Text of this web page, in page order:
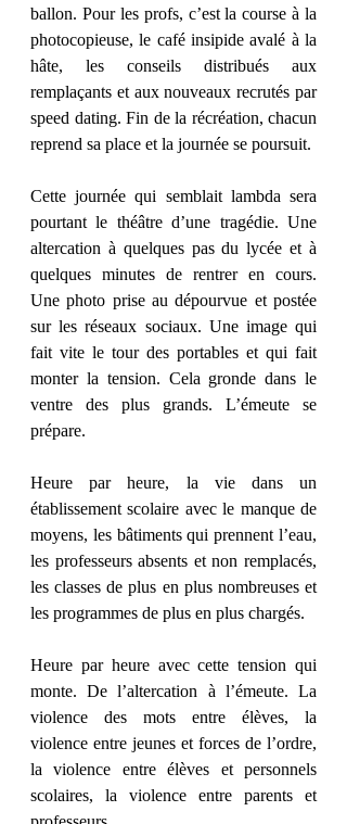
ballon. Pour les profs, c’est la course à la
photocopieuse, le café insipide avalé à la
hâte, les conseils distribués aux
remplaçants et aux nouveaux recrutés par
speed dating. Fin de la récréation, chacun
reprend sa place et la journée se poursuit.
Cette journée qui semblait lambda sera
pourtant le théâtre d’une tragédie. Une
altercation à quelques pas du lycée et à
quelques minutes de rentrer en cours.
Une photo prise au dépourvue et postée
sur les réseaux sociaux. Une image qui
fait vite le tour des portables et qui fait
monter la tension. Cela gronde dans le
ventre des plus grands. L’émeute se
prépare.
Heure par heure, la vie dans un
établissement scolaire avec le manque de
moyens, les bâtiments qui prennent l’eau,
les professeurs absents et non remplacés,
les classes de plus en plus nombreuses et
les programmes de plus en plus chargés.
Heure par heure avec cette tension qui
monte. De l’altercation à l’émeute. La
violence des mots entre élèves, la
violence entre jeunes et forces de l’ordre,
la violence entre élèves et personnels
scolaires, la violence entre parents et